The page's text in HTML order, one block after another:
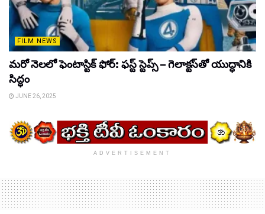
FILM NEWS
మరో నెలలో ఫెంటాస్టిక్ ఫోర్: ఫస్ట్ స్టెప్స్ – గెలాక్టస్‌తో యుద్ధానికి
సిద్ధం
JUNE 26, 2025
ADVERTISEMENT